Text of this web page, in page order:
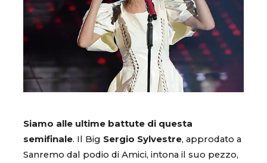
Siamo alle ultime battute di questa
semifinale. Il Big Sergio Sylvestre, approdato a
Sanremo dal podio di Amici, intona il suo pezzo,